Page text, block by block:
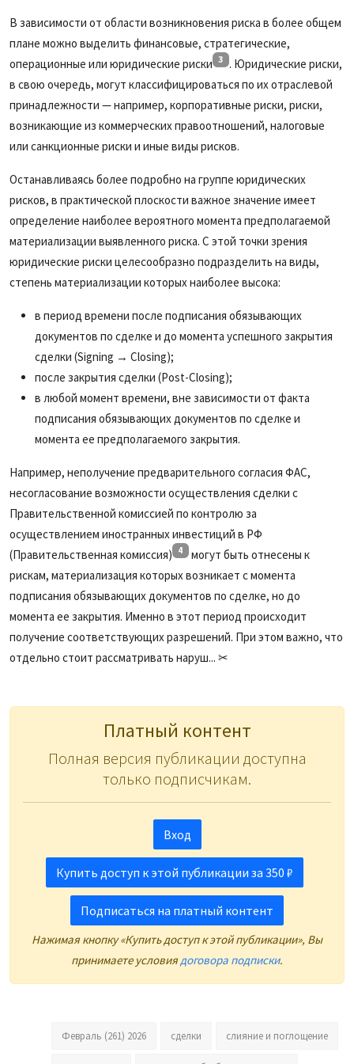
В зависимости от области возникновения риска в более общем
плане можно выделить финансовые, стратегические,
операционные или юридические риски 3 . Юридические риски,
в свою очередь, могут классифицироваться по их отраслевой
принадлежности — например, корпоративные риски, риски,
возникающие из коммерческих правоотношений, налоговые
или санкционные риски и иные виды рисков.
Останавливаясь более подробно на группе юридических
рисков, в практической плоскости важное значение имеет
определение наиболее вероятного момента предполагаемой
материализации выявленного риска. С этой точки зрения
юридические риски целесообразно подразделить на виды,
степень материализации которых наиболее высока:
в период времени после подписания обязывающих
документов по сделке и до момента успешного закрытия
сделки (Signing → Closing);
после закрытия сделки (Post-Closing);
в любой момент времени, вне зависимости от факта
подписания обязывающих документов по сделке и
момента ее предполагаемого закрытия.
Например, неполучение предварительного согласия ФАС,
несогласование возможности осуществления сделки с
Правительственной комиссией по контролю за
осуществлением иностранных инвестиций в РФ
(Правительственная комиссия)
4 могут быть отнесены к
рискам, материализация которых возникает с момента
подписания обязывающих документов по сделке, но до
момента ее закрытия. Именно в этот период происходит
получение соответствующих разрешений. При этом важно, что
отдельно стоит рассматривать наруш... ✂
Платный контент
Полная версия публикации доступна
только подписчикам.
Вход
Купить доступ к этой публикации за 350 ₽
Подписаться на платный контент
Нажимая кнопку «Купить доступ к этой публикации», Вы
принимаете условиядоговора подписки.
Февраль (261) 2026 сделки слияние и поглощение